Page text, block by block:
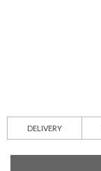
DELIVERY